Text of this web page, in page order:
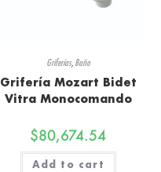
Griferías, Baño
Grifería Mozart Bidet
Vitra Monocomando
$80,674.54
Add to cart